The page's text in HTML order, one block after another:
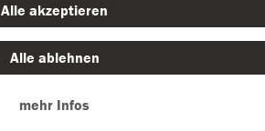
Alle akzeptieren
Alle ablehnen
mehr Infos